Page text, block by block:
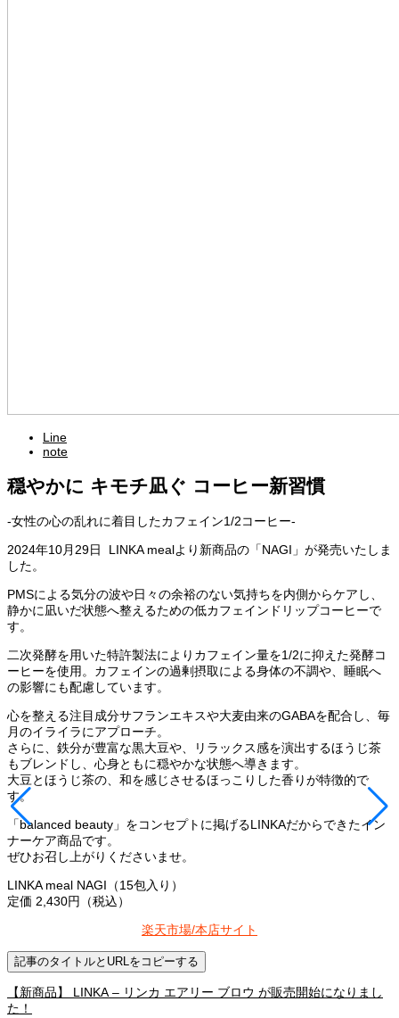
Line
note
穏やかに キモチ凪ぐ コーヒー新習慣
-女性の心の乱れに着目したカフェイン1/2コーヒー-
2024年10月29日 LINKA mealより新商品の「NAGI」が発売いたしま
した。
PMSによる気分の波や日々の余裕のない気持ちを内側からケアし、
静かに凪いだ状態へ整えるための低カフェインドリップコーヒーで
す。
二次発酵を用いた特許製法によりカフェイン量を1/2に抑えた発酵コ
ーヒーを使用。カフェインの過剰摂取による身体の不調や、睡眠へ
の影響にも配慮しています。
心を整える注目成分サフランエキスや大麦由来のGABAを配合し、毎
月のイライラにアプローチ。
さらに、鉄分が豊富な黒大豆や、リラックス感を演出するほうじ茶
もブレンドし、心身ともに穏やかな状態へ導きます。
大豆とほうじ茶の、和を感じさせるほっこりした香りが特徴的で
す。
「balanced beauty」をコンセプトに掲げるLINKAだからできたイン
ナーケア商品です。
ぜひお召し上がりくださいませ。
LINKA meal NAGI（15包入り）
定価 2,430円（税込）
楽天市場/本店サイト
記事のタイトルとURLをコピーする
【新商品】 LINKA – リンカ エアリー ブロウ が販売開始になりまし
た！